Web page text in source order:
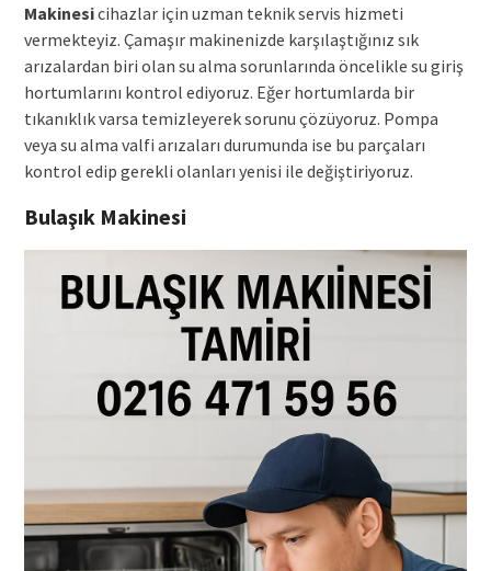
Makinesicihazlar için uzman teknik servis hizmeti
vermekteyiz. Çamaşır makinenizde karşılaştığınız sık
arızalardan biri olan su alma sorunlarında öncelikle su giriş
hortumlarını kontrol ediyoruz. Eğer hortumlarda bir
tıkanıklık varsa temizleyerek sorunu çözüyoruz. Pompa
veya su alma valfi arızaları durumunda ise bu parçaları
kontrol edip gerekli olanları yenisi ile değiştiriyoruz.
Bulaşık Makinesi